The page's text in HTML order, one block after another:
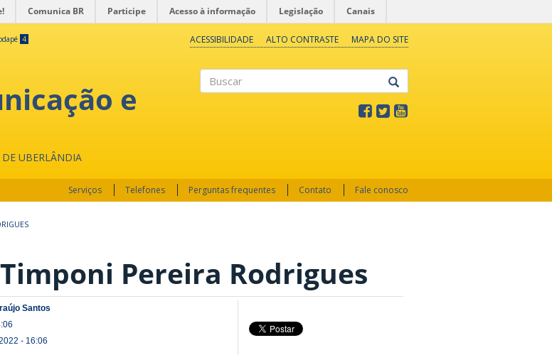
Comunica BR Participe Acesso à informação Legislação Canais
4 ACESSIBILIDADE ALTO CONTRASTE MAPA DO SITE
e
UBERLÂNDIA
Serviços Telefones Perguntas frequentes Contato Fale conosco
Pereira Rodrigues
Santos
- 16:06